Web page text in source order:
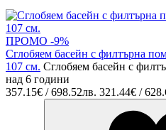
ПРОМО -9%
Сглобяем басейн с филтърна
107 см. Сглобяем басейн с
над 6 години
357.15€ / 698.52лв. 321.44€ /